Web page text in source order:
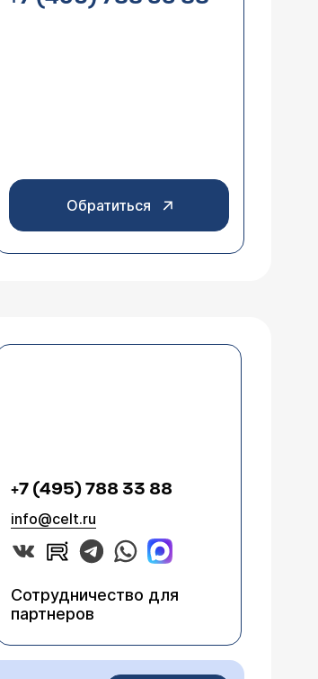
Обратиться
+7 (495) 788 33 88
info@celt.ru
Сотрудничество для
партнеров